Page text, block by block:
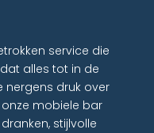
service die
alles tot in de
nergens druk over
mobiele bar
stijlvolle